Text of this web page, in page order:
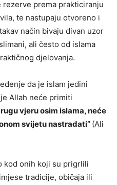
rezerve prema prakticiranju
te nastupaju otvoreno i
način bivaju divan uzor
ali često od islama
djelovanja.
da je islam jedini
Allah neće primiti
vjeru osim islama, neće
svijetu nastradati” (Ali
kod onih koji su prigrlili
tradicije, običaja ili